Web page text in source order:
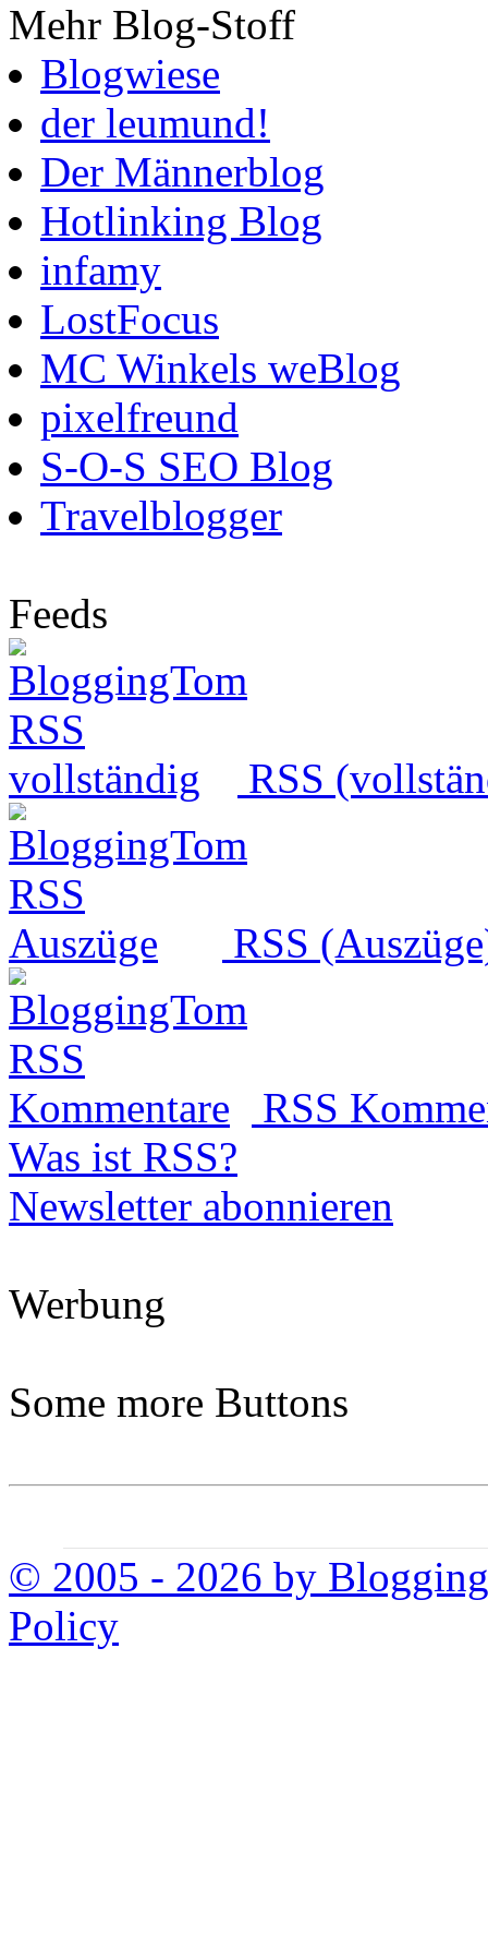
Mehr Blog-Stoff
Blogwiese
der leumund!
Der Männerblog
Hotlinking Blog
infamy
LostFocus
MC Winkels weBlog
pixelfreund
S-O-S SEO Blog
Travelblogger
Feeds
RSS
RSS
RSS
Was ist RSS?
Newsletter abonnieren
Werbung
Some more Buttons
© 2005 - 2026 by
Policy